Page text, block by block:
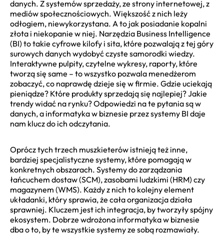
danych. Z systemów sprzedaży, ze strony internetowej, z
mediów społecznościowych. Większość z nich leży
odłogiem, niewykorzystana. A to jak posiadanie kopalni
złota i niekopanie w niej. Narzędzia Business Intelligence
(BI) to takie cyfrowe kilofy i sita, które pozwalają z tej góry
surowych danych wydobyć czyste samorodki wiedzy.
Interaktywne pulpity, czytelne wykresy, raporty, które
tworzą się same – to wszystko pozwala menedżerom
zobaczyć, co naprawdę dzieje się w firmie. Gdzie uciekają
pieniądze? Które produkty sprzedają się najlepiej? Jakie
trendy widać na rynku? Odpowiedzi na te pytania są w
danych, a informatyka w biznesie przez systemy BI daje
nam klucz do ich odczytania.
Oprócz tych trzech muszkieterów istnieją też inne,
bardziej specjalistyczne systemy, które pomagają w
konkretnych obszarach. Systemy do zarządzania
łańcuchem dostaw (SCM), zasobami ludzkimi (HRM) czy
magazynem (WMS). Każdy z nich to kolejny element
układanki, który sprawia, że cała organizacja działa
sprawniej. Kluczem jest ich integracja, by tworzyły spójny
ekosystem. Dobrze wdrożona informatyka w biznesie
dba o to, by te wszystkie systemy ze sobą rozmawiały.